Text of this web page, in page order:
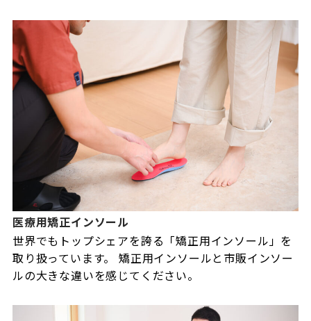
医療用矯正インソール
世界でもトップシェアを誇る「矯正用インソール」を
取り扱っています。 矯正用インソールと市販インソー
ルの大きな違いを感じてください。